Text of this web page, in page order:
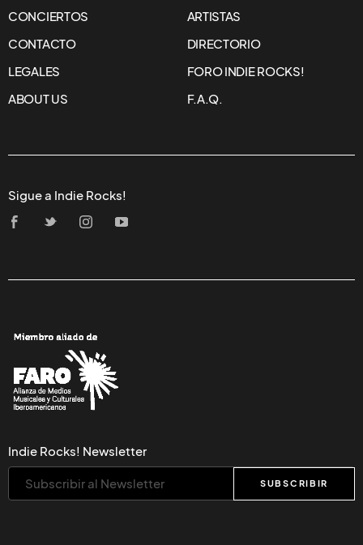
CONCIERTOS
ARTISTAS
CONTACTO
DIRECTORIO
LEGALES
FORO INDIE ROCKS!
ABOUT US
F.A.Q.
Sigue a Indie Rocks!
Indie Rocks! Newsletter